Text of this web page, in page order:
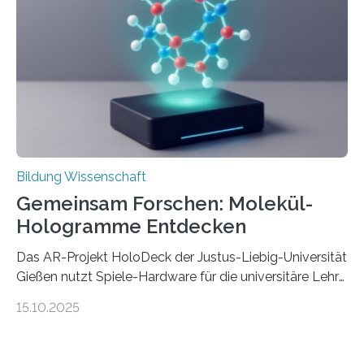
Forschung von Gianluca Carnabuci, Professor of
Organizational Behavior an der ESMT Berlin, und
Balázs Kovács, Professor an der Yale School of
Management. Die Forscher kommen zu dem Schluss,
dass Patente…
Bildung Wissenschaft
Gemeinsam Forschen: Molekül-
Hologramme Entdecken
Das AR-Projekt HoloDeck der Justus-Liebig-Universität
Gießen nutzt Spiele-Hardware für die universitäre Lehre
bekannte Augmented-Reality-Technologie (AR) hält
15.10.2025